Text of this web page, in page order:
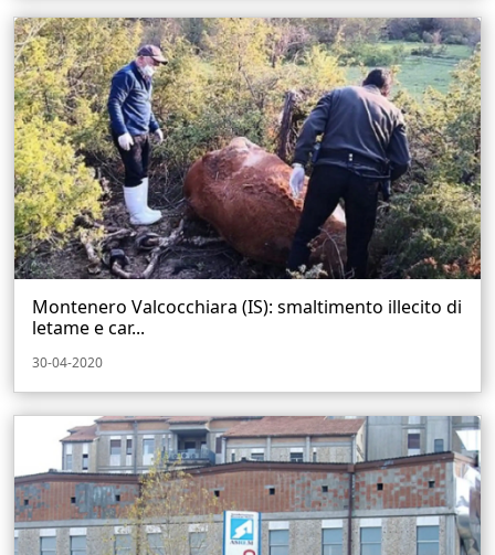
Montenero Valcocchiara (IS): smaltimento illecito di
letame e car...
30-04-2020